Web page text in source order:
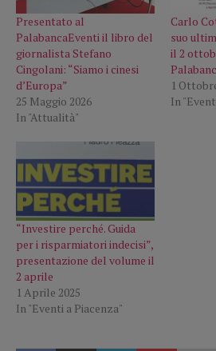
Presentato al
PalabancaEventi il libro del
giornalista Stefano
Cingolani: “Siamo i cinesi
d’Europa”
25 Maggio 2026
In "Attualità"
Carlo
suo
il 2
1
In
“Investire perché. Guida
per i risparmiatori indecisi”,
presentazione del volume il
2 aprile
1 Aprile 2025
In "Eventi a Piacenza"